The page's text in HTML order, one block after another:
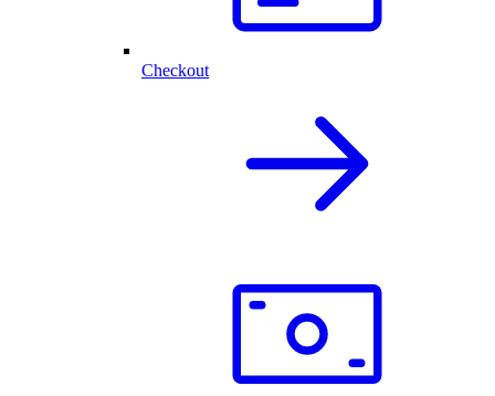
Checkout